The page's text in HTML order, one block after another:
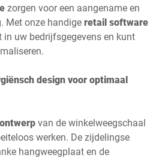
zorgen voor een aangename en
Met onze handigeretailsoftware
uw bedrijfsgegevens en kunt
design voor optimaal
van de winkelweegschaal
werken. De zijdelingse
hangweegplaat en de